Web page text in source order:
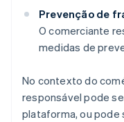
Prevenção de
O comerciante
medidas de
No contexto do
responsável pode
plataforma, ou pode